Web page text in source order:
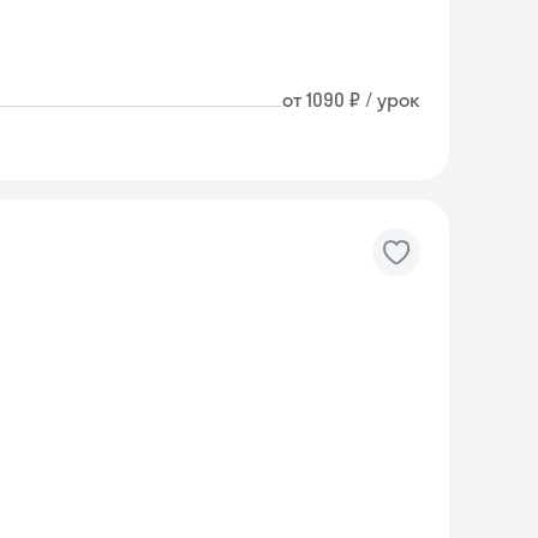
от 1090 ₽ / урок